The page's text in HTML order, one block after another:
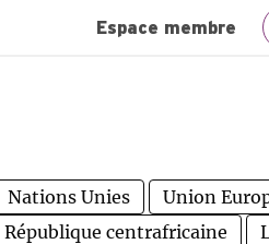
Espace membre
Nations Unies Union
République centrafricaine